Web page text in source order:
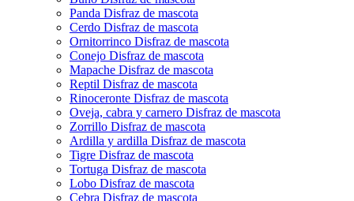
Panda Disfraz de mascota
Cerdo Disfraz de mascota
Ornitorrinco Disfraz de mascota
Conejo Disfraz de mascota
Mapache Disfraz de mascota
Reptil Disfraz de mascota
Rinoceronte Disfraz de mascota
Oveja, cabra y carnero Disfraz de mascota
Zorrillo Disfraz de mascota
Ardilla y ardilla Disfraz de mascota
Tigre Disfraz de mascota
Tortuga Disfraz de mascota
Lobo Disfraz de mascota
Cebra Disfraz de mascota